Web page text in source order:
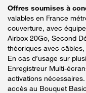
Offres soumises à
valables en France
couverture, avec
Airbox 20Go, Second
théoriques avec
En cas d’usage sur
Enregistreur Multi-
activations
accès au Bouquet